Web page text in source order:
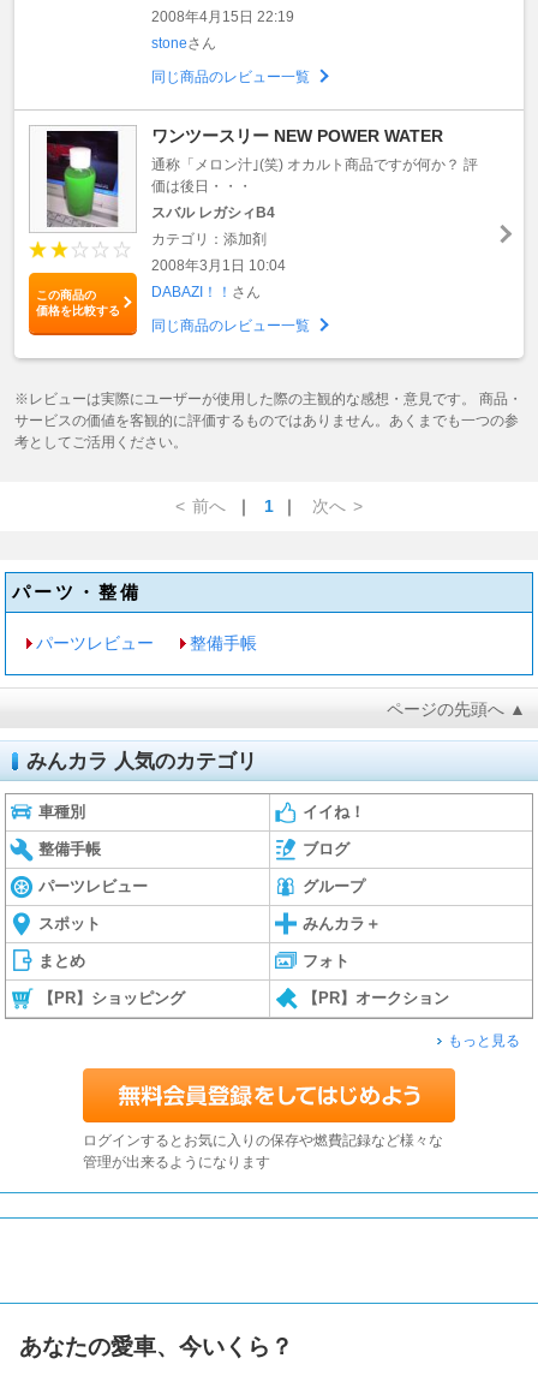
2008年4月15日 22:19
stoneさん
同じ商品のレビュー一覧
この商品の
価格を比較する
ワンツースリー NEW POWER WATER
通称「メロン汁｣(笑) オカルト商品ですが何か？ 評
価は後日・・・
スバル レガシィB4
カテゴリ：添加剤
2008年3月1日 10:04
DABAZI！！ さん
同じ商品のレビュー一覧
※レビューは実際にユーザーが使用した際の主観的な感想・意見です。 商品・
サービスの価値を客観的に評価するものではありません。あくまでも一つの参
考としてご活用ください。
< 前へ ｜ 1 ｜ 次へ >
パーツ・整備
パーツレビュー 整備手帳
ページの先頭へ ▲
みんカラ 人気のカテゴリ
車種別 イイね！
整備手帳 ブログ
パーツレビュー グループ
スポット みんカラ＋
まとめ フォト
【PR】ショッピング 【PR】オークション
もっと見る
ログインするとお気に入りの保存や燃費記録など様々な
管理が出来るようになります
あなたの愛車、今いくら？